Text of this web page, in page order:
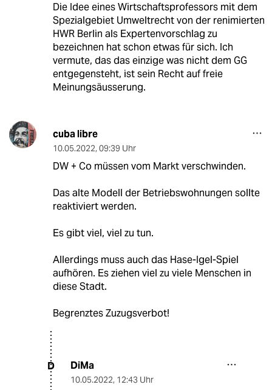
Die Idee eines Wirtschaftsprofessors mit dem
Spezialgebiet Umweltrecht von der renimierten
HWR Berlin als Expertenvorschlag zu
bezeichnen hat schon etwas für sich. Ich
vermute, das das einzige was nicht dem GG
entgegensteht, ist sein Recht auf freie
Meinungsäusserung.
cuba libre
10.05.2022, 09:39 Uhr
DW + Co müssen vom Markt verschwinden.
Das alte Modell der Betriebswohnungen sollte
reaktiviert werden.
Es gibt viel, viel zu tun.
Allerdings muss auch das Hase-Igel-Spiel
aufhören. Es ziehen viel zu viele Menschen in
diese Stadt.
Begrenztes Zuzugsverbot!
D DiMa
10.05.2022, 12:43 Uhr